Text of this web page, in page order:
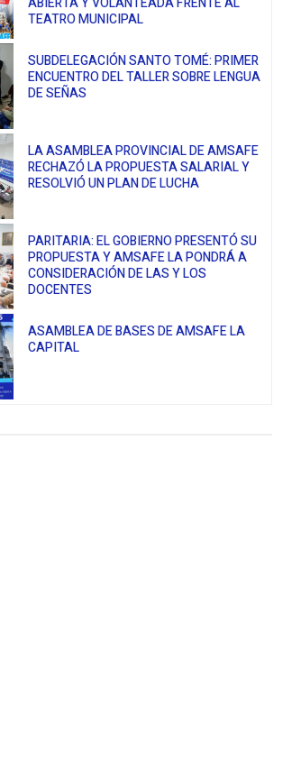
TEATRO MUNICIPAL
SUBDELEGACIÓN SANTO TOMÉ: PRIMER
ENCUENTRO DEL TALLER SOBRE LENGUA
DE SEÑAS
LA ASAMBLEA PROVINCIAL DE AMSAFE
RECHAZÓ LA PROPUESTA SALARIAL Y
RESOLVIÓ UN PLAN DE LUCHA
PARITARIA: EL GOBIERNO PRESENTÓ SU
PROPUESTA Y AMSAFE LA PONDRÁ A
CONSIDERACIÓN DE LAS Y LOS
DOCENTES
ASAMBLEA DE BASES DE AMSAFE LA
CAPITAL